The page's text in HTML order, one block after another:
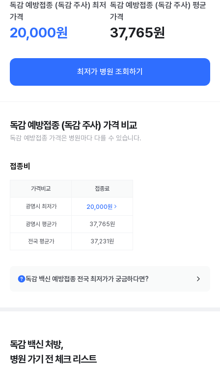
독감 예방접종 (독감 주사) 최저
가격
20,000원
독감 예방접종 (독감 주사) 평균
가격
37,765원
최저가 병원 조회하기
독감 예방접종 (독감 주사) 가격 비교
독감 예방접종 가격은 병원마다 다를 수 있습니다.
접종비
가격비교 접종료
광명시 최저가 20,000원
광명시 평균가 37,765원
전국 평균가 37,231원
독감 백신 예방접종 전국 최저가가 궁금하다면?
독감 백신 처방,
병원 가기 전 체크 리스트